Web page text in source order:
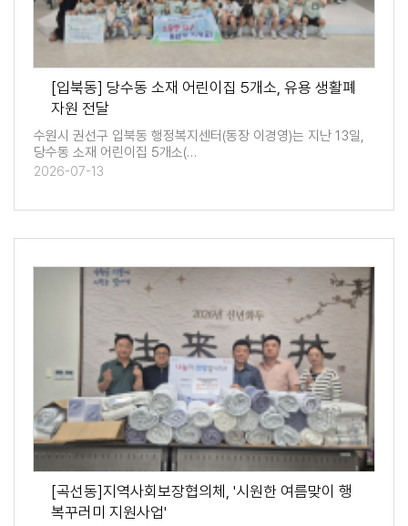
[입북동] 당수동 소재 어린이집 5개소, 유용 생활폐
자원 전달
수원시 권선구 입북동 행정복지센터(동장 이경영)는 지난 13일,
당수동 소재 어린이집 5개소(…
2026-07-13
[곡선동]지역사회보장협의체, '시원한 여름맞이 행
복꾸러미 지원사업'